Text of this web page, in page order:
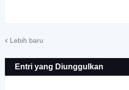
Lebih baru
Entri yang Diunggulkan